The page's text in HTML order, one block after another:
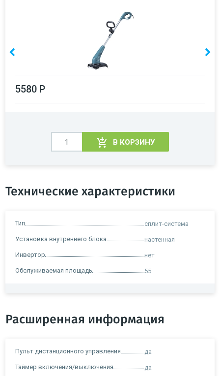
5580 Р
В КОРЗИНУ
Технические характеристики
Тип сплит-система
Установка внутреннего блока настенная
Инвертор нет
Обслуживаемая площадь 55
Расширенная информация
Пульт дистанционного управления да
Таймер включения/выключения да